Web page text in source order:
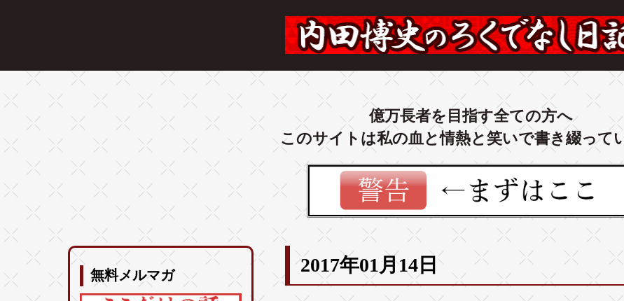
億万長者を目指す全ての方へ
このサイトは私の血と情熱と笑いで書き綴って
無料メルマガ
2017年01月14日